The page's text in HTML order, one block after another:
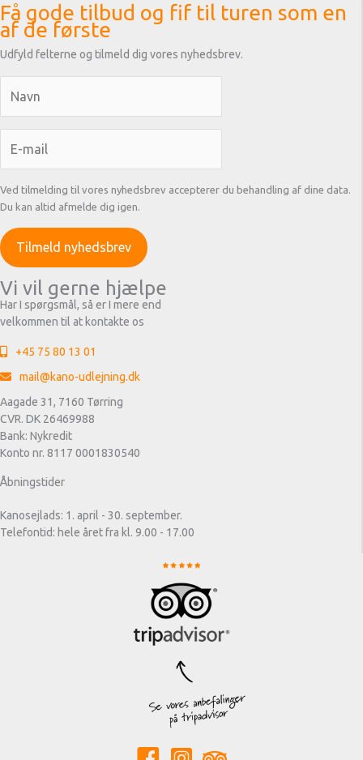
Få gode tilbud og fif til turen som en
af de første
Udfyld felterne og tilmeld dig vores nyhedsbrev.
Ved tilmelding til vores nyhedsbrev accepterer du behandling af dine data.
Du kan altid afmelde dig igen.
Vi vil gerne hjælpe
Har I spørgsmål, så er I mere end
velkommen til at kontakte os
+45 75 80 13 01
mail@kano-udlejning.dk
Aagade 31, 7160 Tørring
CVR. DK 26469988
Bank: Nykredit
Konto nr. 8117 0001830540
Åbningstider
Kanosejlads: 1. april - 30. september.
Telefontid: hele året fra kl. 9.00 - 17.00